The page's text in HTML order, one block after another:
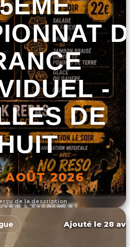
de la description
-
DE
AOÛT 2026
L'ÉVÉNEMENT
Ajouté le 28